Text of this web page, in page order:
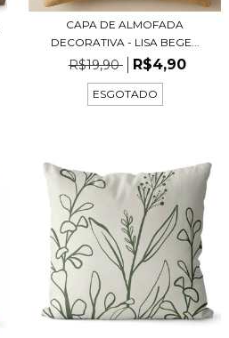
CAPA DE ALMOFADA
DECORATIVA - LISA BEGE...
R$19,90 R$4,90
ESGOTADO